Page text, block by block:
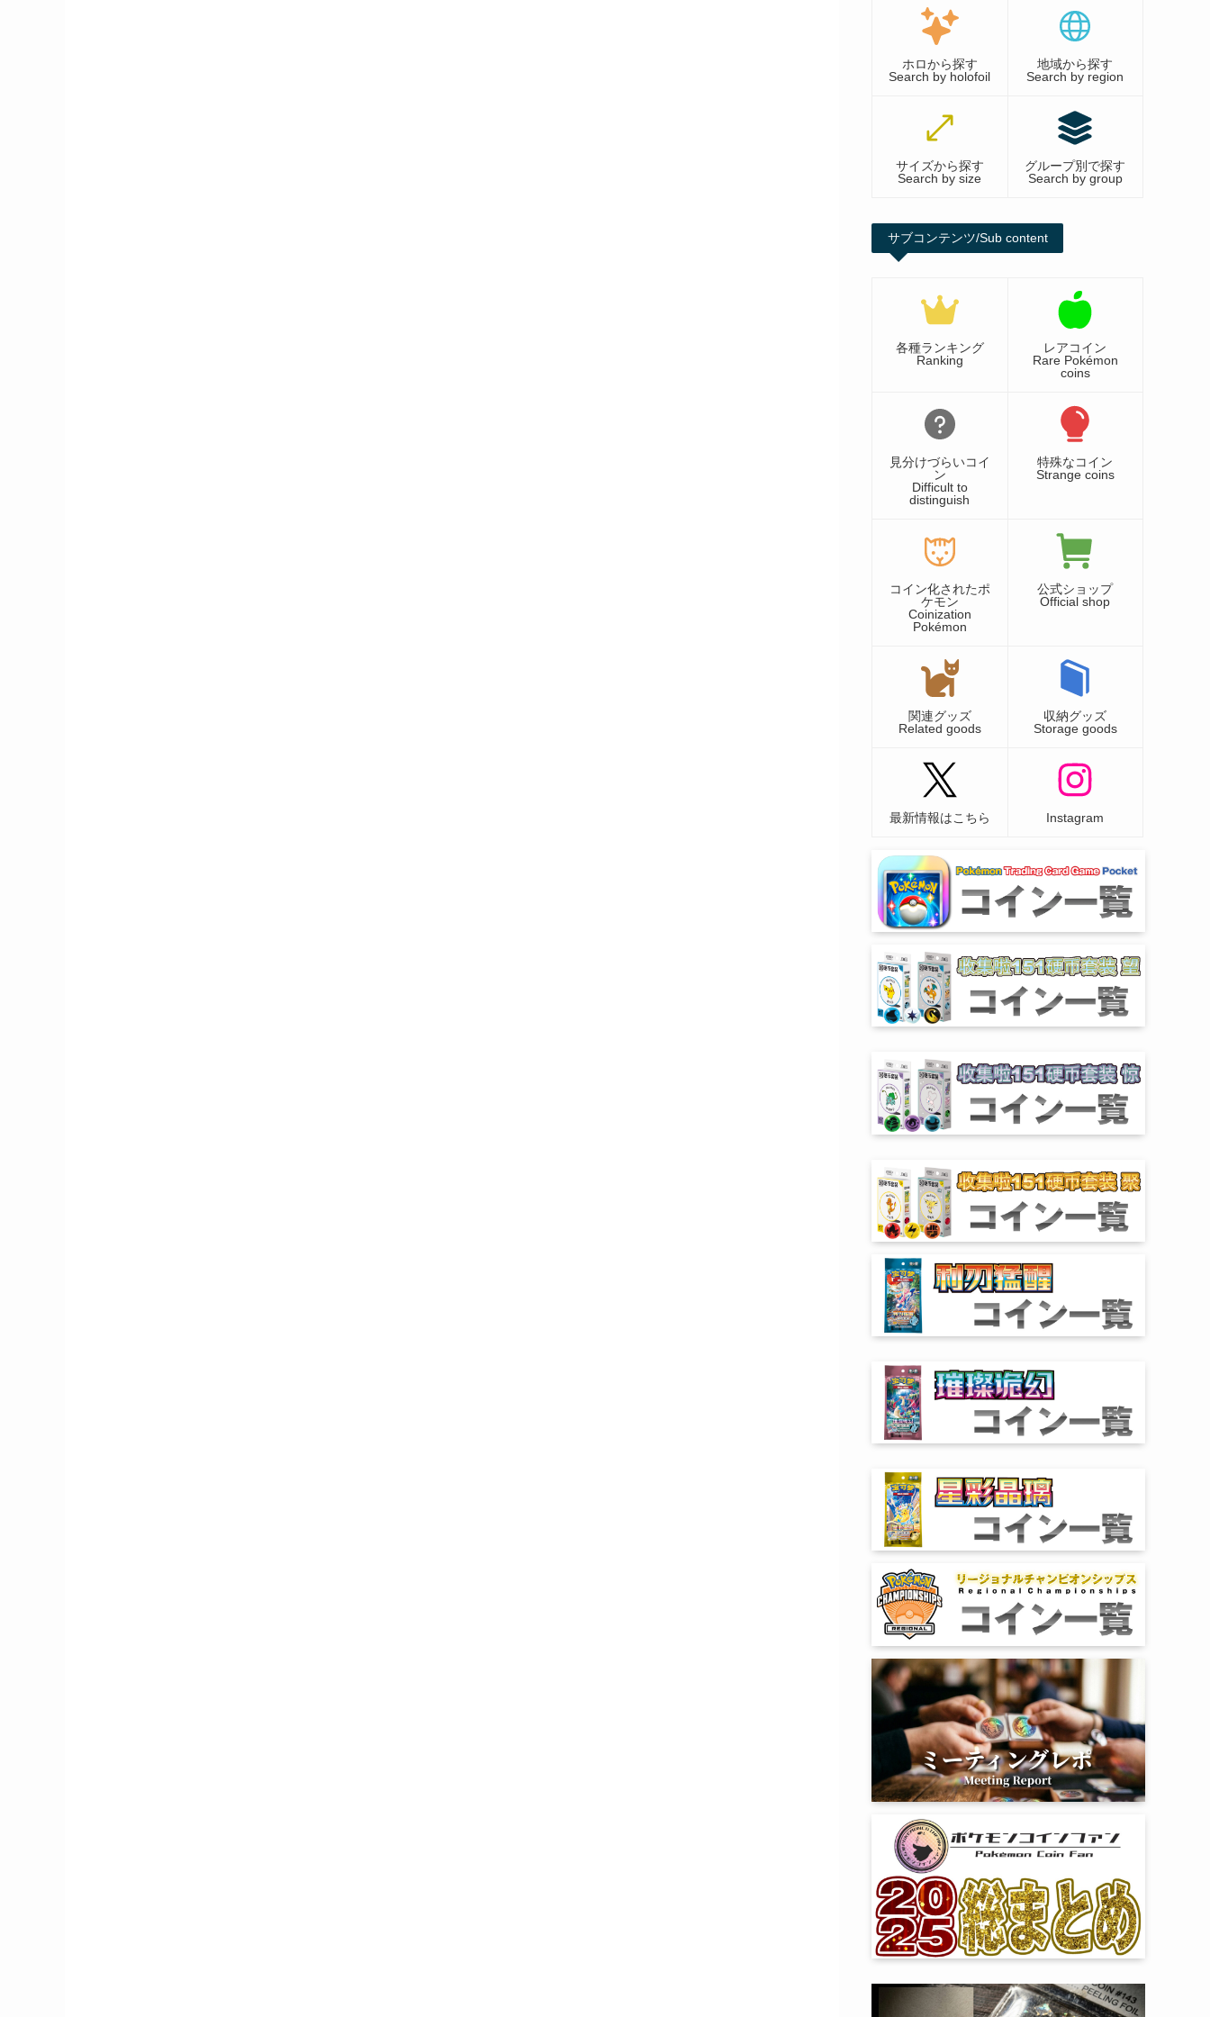
ホロから探す
Search by holofoil
地域から探す
Search by region
サイズから探す
Search by size
グループ別で探す
Search by group
サブコンテンツ/Sub content
各種ランキング
Ranking
レアコイン
Rare Pokémon
coins
見分けづらいコイ
ン
Difficult to
distinguish
特殊なコイン
Strange coins
コイン化されたポ
ケモン
Coinization
Pokémon
公式ショップ
Official shop
関連グッズ
Related goods
収納グッズ
Storage goods
最新情報はこちら Instagram